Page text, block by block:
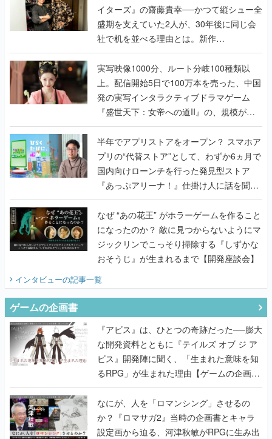
イターズ』の齋藤貴幸──かつて縦シュー全
盛期を支えていた2人が、30年後に同じ会
社で机を並べる理由とは。新作
『TATSUJIN EXTREME』で初タッグを組
んだレジェンド2人に訊く開発秘話
実写映像1000分、ルート分岐100種類以
上。配信開始5日で100万本を売った、中国
発の実写インタラクティブドラマゲーム
『盛世天下：女帝への道II』の、規模が違
うこだわりをプロデューサーに聞いた
半年でアプリストアをオープン？ スマホア
プリの“代替ストア”として、わずか6ヵ月で
国内向けローンチを行った発見型ストア
『あっぷアリーナ！』仕掛け人に話を聞い
てみた
なぜ “あの花王” がホラーゲームを作ること
になったのか？ 敵に見つからないようにマ
ジックリンでこっそり掃除する『しずかな
おそうじ』が生まれるまで【開発座談会】
インタビューの記事一覧
ゲームの企画書
『アビス』は、ひとつの奇跡だった──膨大
な開発資料とともに『テイルズ オブ ジ ア
ビス』開発陣に聞く、「生まれた意味を知
るRPG」が生まれた理由【ゲームの企画
書】
なにが、人を「ロマンシング」させるの
か？『ロマサガ2』当時の企画書とキャラ
設定画から迫る、河津秋敏がRPGに生み出